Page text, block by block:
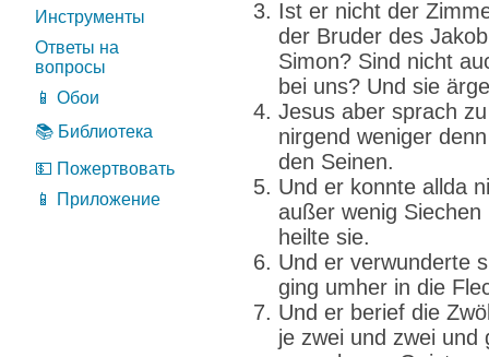
Инструменты
Ответы на
вопросы
📱 Обои
📚 Библиотека
💵 Пожертвовать
📱 Приложение
Ist er nicht der
der Bruder des
Simon? Sind nicht
bei uns? Und sie
Jesus aber sprach
nirgend weniger
den Seinen.
Und er konnte allda
außer wenig
heilte sie.
Und er verwunderte
ging umher in die
Und er berief die
je zwei und zwei und